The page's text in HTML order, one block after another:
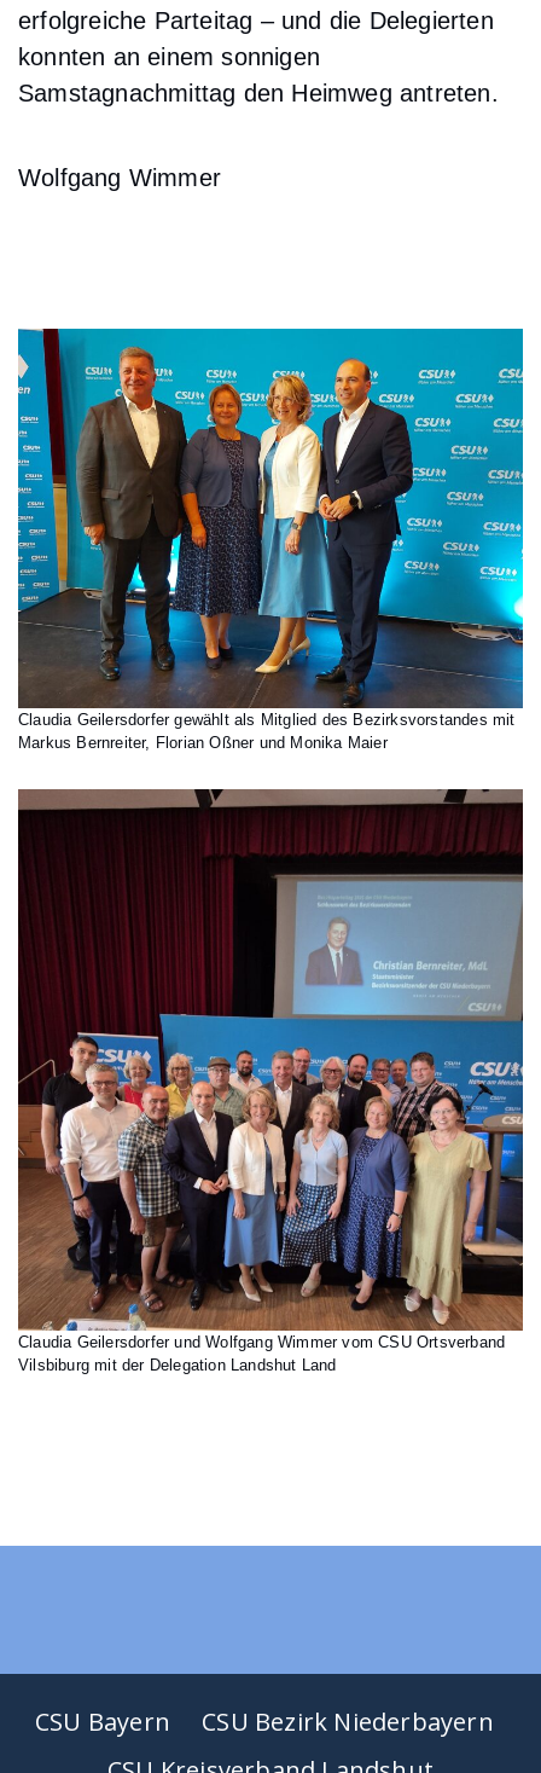
erfolgreiche Parteitag – und die Delegierten
konnten an einem sonnigen
Samstagnachmittag den Heimweg antreten.
Wolfgang Wimmer
Claudia Geilersdorfer gewählt als Mitglied des Bezirksvorstandes mit
Markus Bernreiter, Florian Oßner und Monika Maier
Claudia Geilersdorfer und Wolfgang Wimmer vom CSU Ortsverband
Vilsbiburg mit der Delegation Landshut Land
CSU Bayern
CSU Bezirk Niederbayern